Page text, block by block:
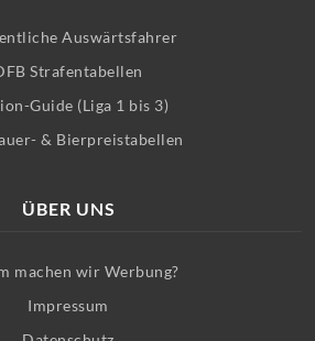
Auswärtsfahrer
Strafentabellen
Guide (Liga 1 bis 3)
& Bierpreistabellen
ÜBER UNS
machen wir Werbung?
Impressum